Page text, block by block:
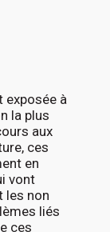
exposée à
la plus
aux
ces
en
vont
les non
liés
ces